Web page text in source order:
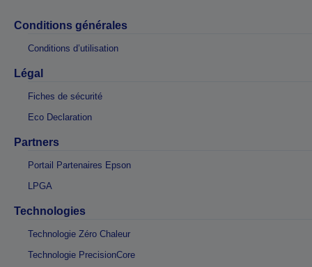
Conditions générales
Conditions d’utilisation
Légal
Fiches de sécurité
Eco Declaration
Partners
Portail Partenaires Epson
LPGA
Technologies
Technologie Zéro Chaleur
Technologie PrecisionCore